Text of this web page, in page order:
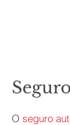
O seguro